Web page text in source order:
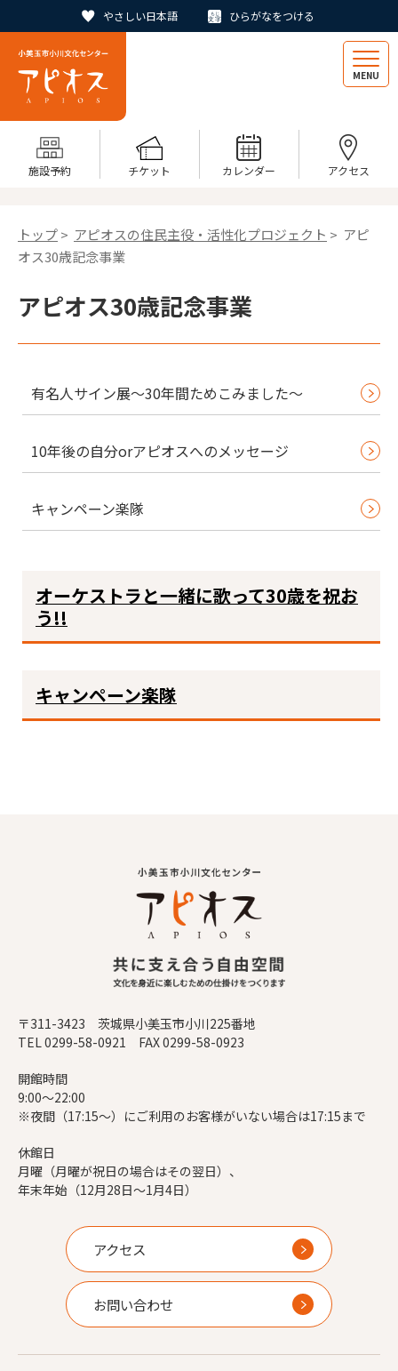
やさしい日本語 ひらがなをつける
MENU
施設予約 チケット カレンダー アクセス
トップ> アピオスの住民主役・活性化プロジェクト > アピ
オス30歳記念事業
アピオス30歳記念事業
有名人サイン展～30年間ためこみました～
10年後の自分orアピオスへのメッセージ
キャンペーン楽隊
オーケストラと一緒に歌って30歳を祝お
う!!
キャンペーン楽隊
〒311-3423 茨城県小美玉市小川225番地
TEL 0299-58-0921 FAX 0299-58-0923
開館時間
9:00～22:00
※夜間（17:15～）にご利用のお客様がいない場合は17:15まで
休館日
月曜（月曜が祝日の場合はその翌日）、
年末年始（12月28日～1月4日）
アクセス
お問い合わせ